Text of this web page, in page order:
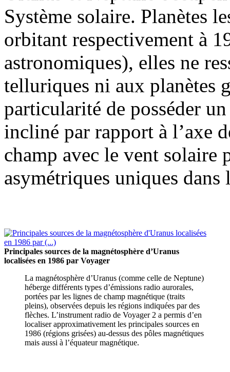
Système solaire. Planètes
orbitant respectivement à
astronomiques), elles ne
telluriques ni aux planètes
particularité de posséder
incliné par rapport à l’axe
champ avec le vent solaire
asymétriques uniques dans
Principales sources de la magnétosphère d’Uranus
localisées en 1986 par Voyager
La magnétosphère d’Uranus (comme celle de Neptune)
héberge différents types d’émissions radio aurorales,
portées par les lignes de champ magnétique (traits
pleins), observées depuis les régions indiquées par des
flèches. L’instrument radio de Voyager 2 a permis d’en
localiser approximativement les principales sources en
1986 (régions grisées) au-dessus des pôles magnétiques
mais aussi à l’équateur magnétique.